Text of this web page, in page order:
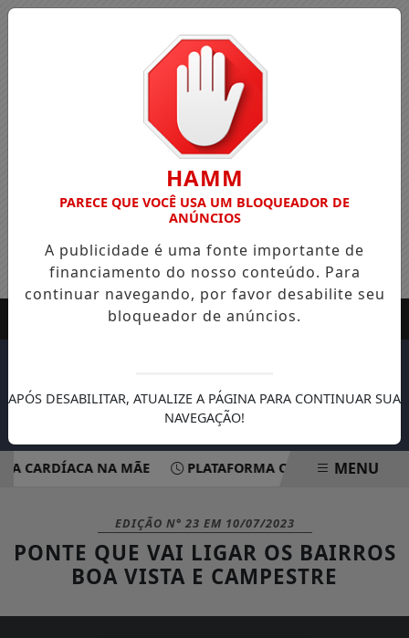
CARDÍACA NA MÃE PLATAFORMA OFERECE ESCUTA
MENU
EDIÇÃO N° 23 EM 10/07/2023
PONTE QUE VAI LIGAR OS BAIRROS
BOA VISTA E CAMPESTRE
HAMM
PARECE QUE VOCÊ USA UM BLOQUEADOR DE
ANÚNCIOS
A publicidade é uma fonte importante de
financiamento do nosso conteúdo. Para
continuar navegando, por favor desabilite seu
bloqueador de anúncios.
APÓS DESABILITAR, ATUALIZE A PÁGINA PARA CONTINUAR SUA
NAVEGAÇÃO!